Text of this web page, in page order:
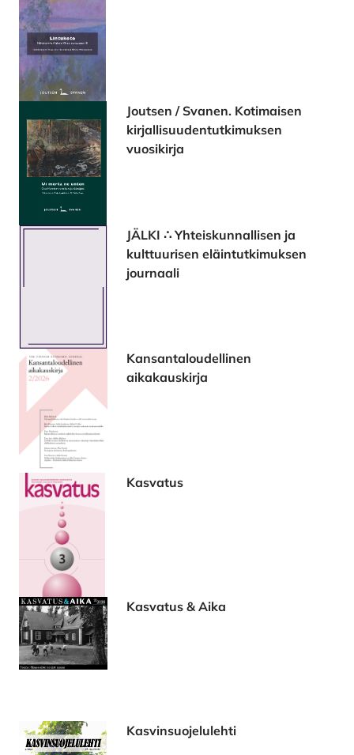
Joutsen / Svanen. Kotimaisen
kirjallisuudentutkimuksen
vuosikirja
JÄLKI ∴ Yhteiskunnallisen ja
kulttuurisen eläintutkimuksen
journaali
Kansantaloudellinen
aikakauskirja
Kasvatus
Kasvatus & Aika
Kasvinsuojelulehti